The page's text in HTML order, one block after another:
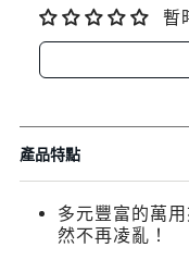
包
包
暫
產品特點
多元豐富的萬
然不再凌亂！